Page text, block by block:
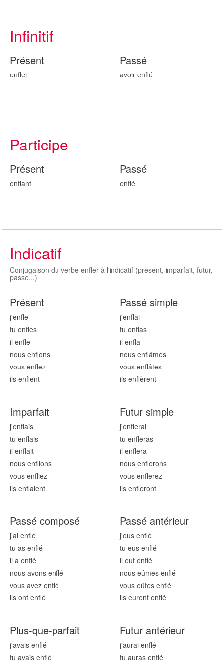
Infinitif
Présent
enfler
Passé
avoir enflé
Participe
Présent
enflant
Passé
enflé
Indicatif
Conjugaison du verbe enfler à l'indicatif (present, imparfait, futur,
passe...)
Présent
j'enfle
tu enfles
il enfle
nous enflons
vous enflez
ils enflent
Passé simple
j'enflai
tu enflas
il enfla
nous enflâmes
vous enflâtes
ils enflèrent
Imparfait
j'enflais
tu enflais
il enflait
nous enflions
vous enfliez
ils enflaient
Futur simple
j'enflerai
tu enfleras
il enflera
nous enflerons
vous enflerez
ils enfleront
Passé composé
j'ai enflé
tu as enflé
il a enflé
nous avons enflé
vous avez enflé
ils ont enflé
Passé antérieur
j'eus enflé
tu eus enflé
il eut enflé
nous eûmes enflé
vous eûtes enflé
ils eurent enflé
Plus-que-parfait
j'avais enflé
tu avais enflé
Futur antérieur
j'aurai enflé
tu auras enflé